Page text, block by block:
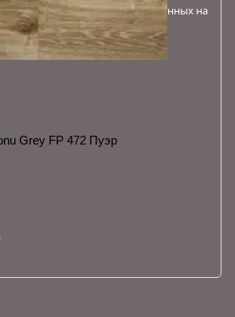
Grey FP 472 Пуэр
обработки персональных данных на